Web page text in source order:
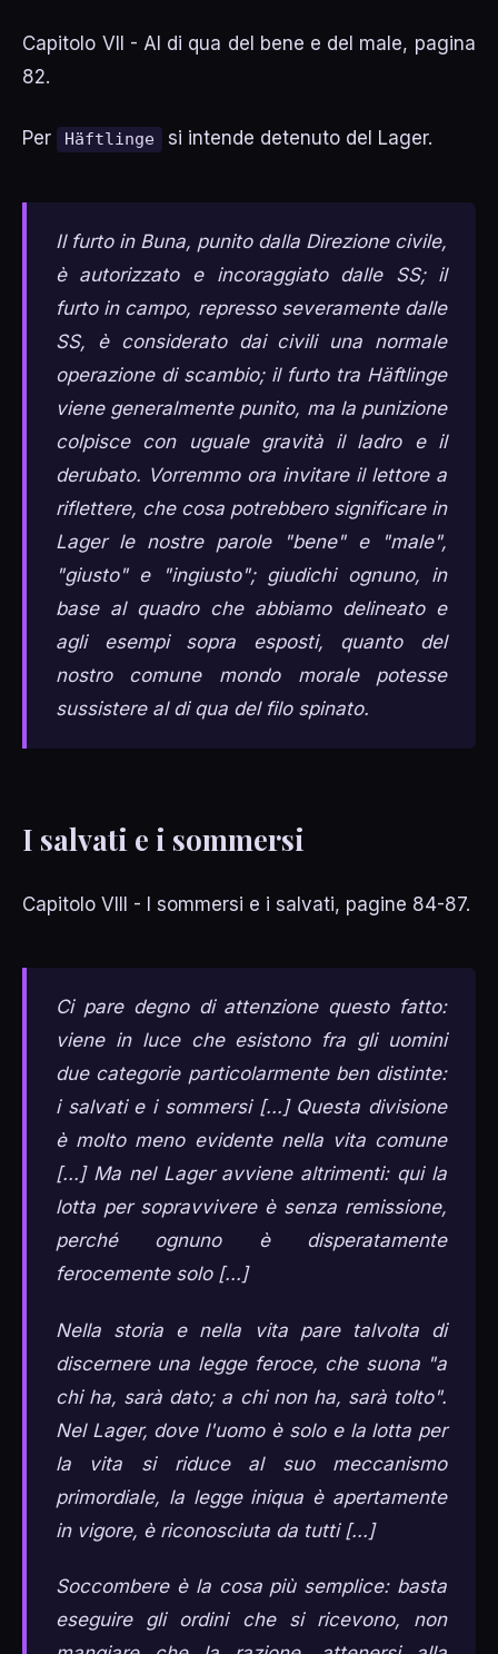
Capitolo VII - Al di qua del bene e del male, pagina
82.
Per Häftlinge si intende detenuto del Lager.
Il furto in Buna, punito dalla Direzione civile,
è autorizzato e incoraggiato dalle SS; il
furto in campo, represso severamente dalle
SS, è considerato dai civili una normale
operazione di scambio; il furto tra Häftlinge
viene generalmente punito, ma la punizione
colpisce con uguale gravità il ladro e il
derubato. Vorremmo ora invitare il lettore a
riflettere, che cosa potrebbero significare in
Lager le nostre parole "bene" e "male",
"giusto" e "ingiusto"; giudichi ognuno, in
base al quadro che abbiamo delineato e
agli esempi sopra esposti, quanto del
nostro comune mondo morale potesse
sussistere al di qua del filo spinato.
I salvati e i sommersi
Capitolo VIII - I sommersi e i salvati, pagine 84-87.
Ci pare degno di attenzione questo fatto:
viene in luce che esistono fra gli uomini
due categorie particolarmente ben distinte:
i salvati e i sommersi [...] Questa divisione
è molto meno evidente nella vita comune
[...] Ma nel Lager avviene altrimenti: qui la
lotta per sopravvivere è senza remissione,
perché ognuno è disperatamente
ferocemente solo [...]
Nella storia e nella vita pare talvolta di
discernere una legge feroce, che suona "a
chi ha, sarà dato; a chi non ha, sarà tolto".
Nel Lager, dove l'uomo è solo e la lotta per
la vita si riduce al suo meccanismo
primordiale, la legge iniqua è apertamente
in vigore, è riconosciuta da tutti [...]
Soccombere è la cosa più semplice: basta
eseguire gli ordini che si ricevono, non